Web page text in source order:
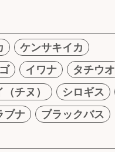
ケンサキイカ
イワナ
タチウオ
チヌ） シロギス
ブナ
ブラックバス